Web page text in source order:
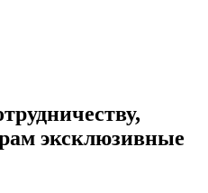
эксклюзивные